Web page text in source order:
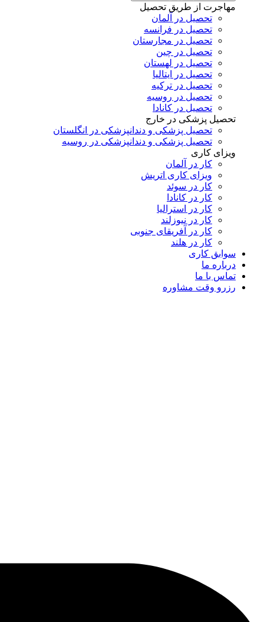
مهاجرت از طریق تحصیل
تحصیل در آلمان
تحصیل در فرانسه
تحصیل در مجارستان
تحصیل در چین
تحصیل در لهستان
تحصیل در ایتالیا
تحصیل در ترکیه
تحصیل در روسیه
تحصیل در کانادا
تحصیل پزشکی در خارج
تحصیل پزشکی و دندانپزشکی در انگلستان
تحصیل پزشکی و دندانپزشکی در روسیه
ویزای کاری
کار در آلمان
ویزای کاری اتریش
کار در سوئد
کار در کانادا
کار در استرالیا
کار در نیوزلند
کار در آفریقای جنوبی
کار در هلند
سوابق کاری
درباره ما
تماس با ما
رزرو وقت مشاوره